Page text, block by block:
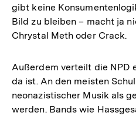
gibt keine
Bild zu bleiben – macht ja
Chrystal Meth oder Crack.
Außerdem verteilt die NPD
da ist. An den meisten
neonazistischer Musik als
werden. Bands wie